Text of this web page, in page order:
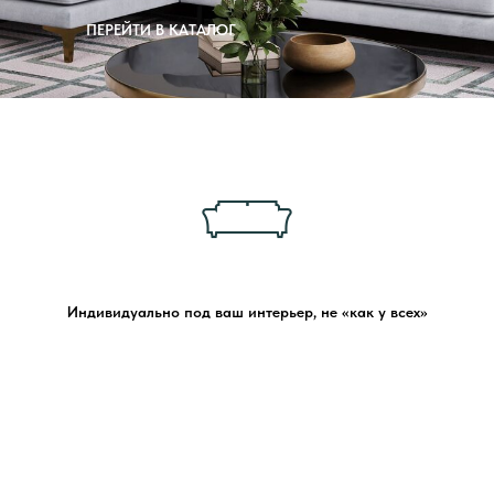
ПЕРЕЙТИ В КАТАЛОГ
Индивидуально под ваш интерьер, не «как у всех»